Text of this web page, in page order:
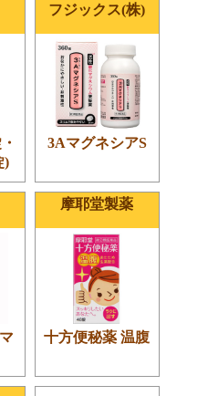
)
フジックス(株)
3AマグネシアS
摩耶堂製薬
十方便秘薬 温腹